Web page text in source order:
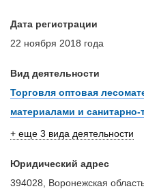
Дата регистрации
22 ноября 2018 года
Вид деятельности
Торговля оптовая
материалами и
+ еще 3 вида деятельности
Юридический адрес
394028, Воронежская